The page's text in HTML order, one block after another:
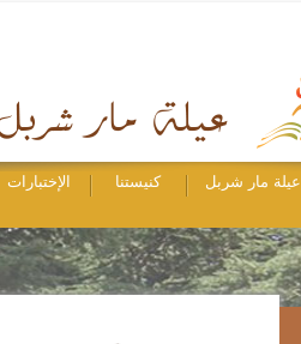
عيلة مار شربل كنيستنا الإختبارات